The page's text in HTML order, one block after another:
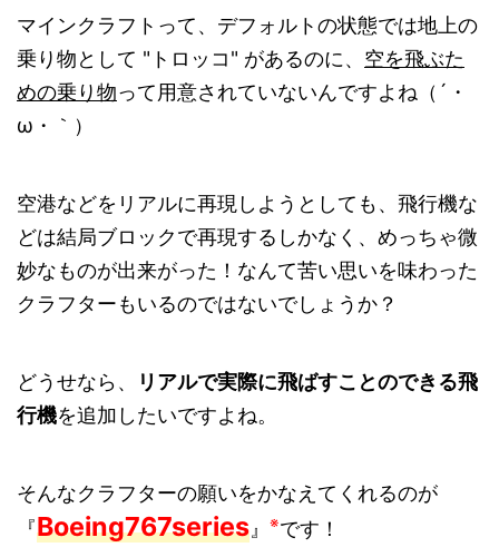
マインクラフトって、デフォルトの状態では地上の
乗り物として "トロッコ" があるのに、 空を飛ぶた
めの乗り物って用意されていないんですよね（´・
ω・｀）
空港などをリアルに再現しようとしても、飛行機な
どは結局ブロックで再現するしかなく、めっちゃ微
妙なものが出来がった！なんて苦い思いを味わった
クラフターもいるのではないでしょうか？
どうせなら、
リアルで実際に飛ばすことのできる飛
行機を追加したいですよね。
そんなクラフターの願いをかなえてくれるのが
『Boeing767series 』 ※です！